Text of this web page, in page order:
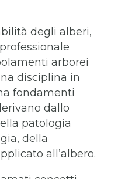
degli alberi,
arborei
disciplina in
fondamenti
dallo
patologia
della
all’albero.